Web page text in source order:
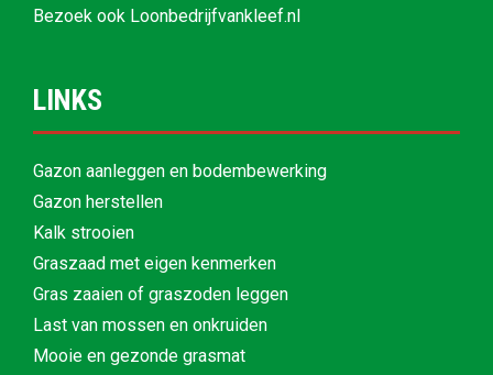
Bezoek ook Loonbedrijfvankleef.nl
LINKS
Gazon aanleggen en bodembewerking
Gazon herstellen
Kalk strooien
Graszaad met eigen kenmerken
Gras zaaien of graszoden leggen
Last van mossen en onkruiden
Mooie en gezonde grasmat